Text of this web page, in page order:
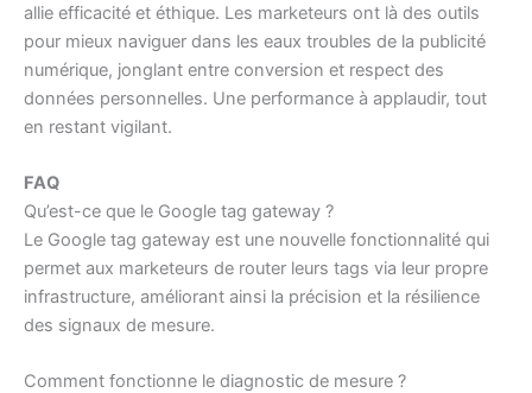
allie efficacité et éthique. Les marketeurs ont là des outils
pour mieux naviguer dans les eaux troubles de la publicité
numérique, jonglant entre conversion et respect des
données personnelles. Une performance à applaudir, tout
en restant vigilant.
FAQ
Qu’est-ce que le Google tag gateway ?
Le Google tag gateway est une nouvelle fonctionnalité qui
permet aux marketeurs de router leurs tags via leur propre
infrastructure, améliorant ainsi la précision et la résilience
des signaux de mesure.
Comment fonctionne le diagnostic de mesure ?